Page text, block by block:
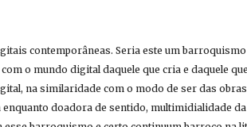
contemporâneas. Seria este um
o mundo digital daquele que cria e daquele
na similaridade com o modo de ser das
doadora de sentido, multimidialidade